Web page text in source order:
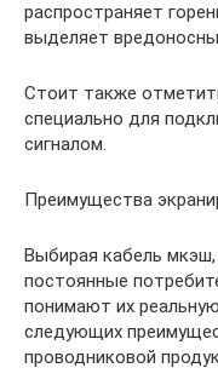
распространяет
выделяет
Стоит также
специально для
сигналом.
Преимущества
Выбирая кабель
постоянные
понимают их
следующих
проводниковой